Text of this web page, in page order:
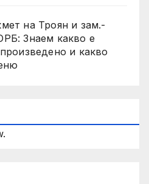
на Троян и зам.-
Знаем какво е
и какво